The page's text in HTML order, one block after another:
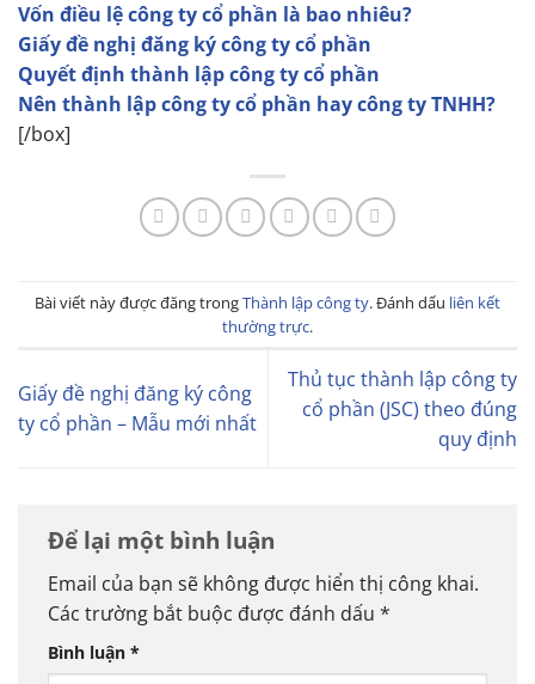
Vốn điều lệ công ty cổ phần là bao nhiêu?
Giấy đề nghị đăng ký công ty cổ phần
Quyết định thành lập công ty cổ phần
Nên thành lập công ty cổ phần hay công ty TNHH?
[/box]
Bài viết này được đăng trongThành lập công ty. Đánh dấu liên kết
thường trực.
Giấy đề nghị đăng ký công
ty cổ phần – Mẫu mới nhất
Thủ tục thành lập công ty
cổ phần (JSC) theo đúng
quy định
Để lại một bình luận
Email của bạn sẽ không được hiển thị công khai.
Các trường bắt buộc được đánh dấu *
Bình luận *